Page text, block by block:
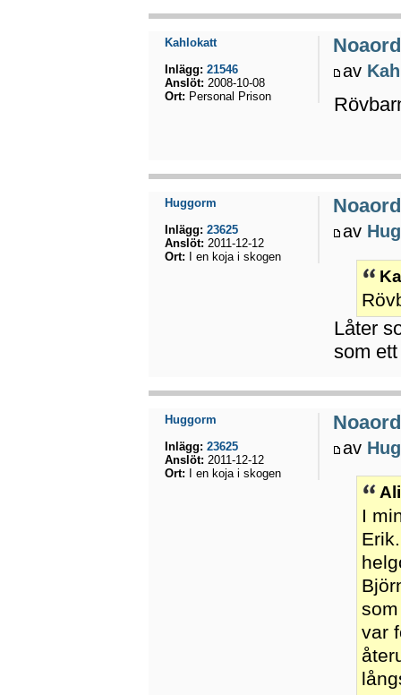
av
Kahlokatt
Inlägg: 21546
Anslöt: 2008-10-08
Ort: Personal Prison
av
Låter
som
Huggorm
Inlägg: 23625
Anslöt: 2011-12-12
Ort: I en koja i skogen
av
I
var
Huggorm
Inlägg: 23625
Anslöt: 2011-12-12
Ort: I en koja i skogen